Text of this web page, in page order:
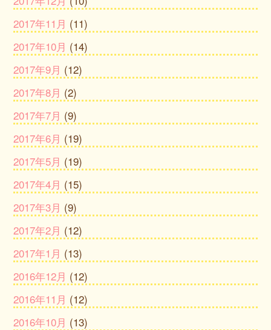
2017年11月 (11)
2017年10月 (14)
2017年9月 (12)
2017年8月 (2)
2017年7月 (9)
2017年6月 (19)
2017年5月 (19)
2017年4月 (15)
2017年3月 (9)
2017年2月 (12)
2017年1月 (13)
2016年12月 (12)
2016年11月 (12)
2016年10月 (13)